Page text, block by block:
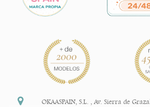
OKAASPAIN, S.L. ,Av. Sierra de